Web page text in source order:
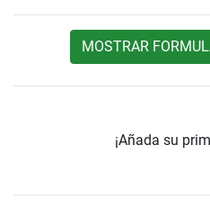
MOSTRAR
¡Añada su